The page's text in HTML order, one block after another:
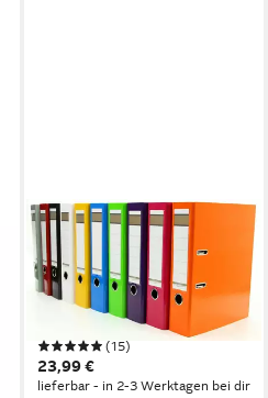
LIVEPAC OFFICE
Aktenordner 10x Livepac
Caribic Glanz-Ordner / DIN
A4 / 75mm breit / 10
(15)
23,99 €
lieferbar - in 2-3 Werktagen bei dir